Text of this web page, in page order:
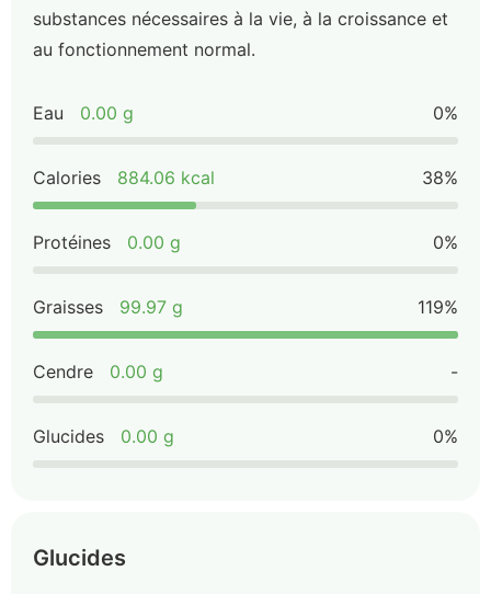
substances nécessaires à la vie, à la croissance et
au fonctionnement normal.
Eau 0.00 g 0%
Calories 884.06 kcal 38%
Protéines 0.00 g 0%
Graisses 99.97 g 119%
Cendre 0.00 g -
Glucides 0.00 g 0%
Glucides